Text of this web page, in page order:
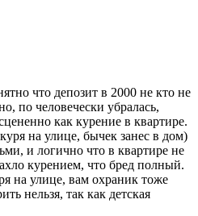
что депозит в 2000 не кто не
по человечески убралась,
как курение в квартире.
на улице, бычек занес в дом)
и логично что в квартире не
курением, что бред полный.
на улице, вам охраник тоже
нельзя, так как детская